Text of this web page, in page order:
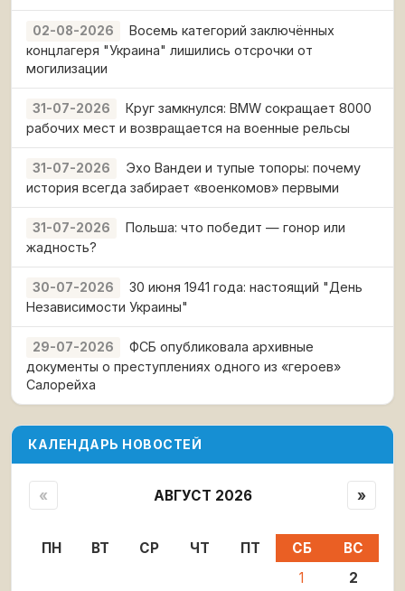
02-08-2026
Восемь категорий заключённых
концлагеря "Украина" лишились отсрочки от
могилизации
31-07-2026
Круг замкнулся: BMW сокращает 8000
рабочих мест и возвращается на военные рельсы
31-07-2026
Эхо Вандеи и тупые топоры: почему
история всегда забирает «военкомов» первыми
31-07-2026
Польша: что победит — гонор или
жадность?
30-07-2026
30 июня 1941 года: настоящий "День
Независимости Украины"
29-07-2026
ФСБ опубликовала архивные
документы о преступлениях одного из «героев»
Салорейха
КАЛЕНДАРЬ НОВОСТЕЙ
« АВГУСТ 2026 »
ПН ВТ СР ЧТ ПТ СБ
ВС
1
2